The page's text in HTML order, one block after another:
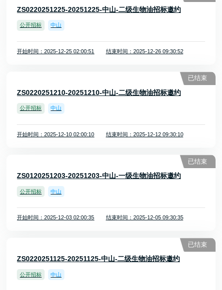
ZS0220251225-20251225-中山-二级生物油招标邀约
公开招标 中山
开始时间：2025-12-25 02:00:51 结束时间：2025-12-26 09:30:52
ZS0220251210-20251210-中山-二级生物油招标邀约
公开招标 中山
开始时间：2025-12-10 02:00:10 结束时间：2025-12-12 09:30:10
已结束
ZS0120251203-20251203-中山-一级生物油招标邀约
公开招标 中山
开始时间：2025-12-03 02:00:35 结束时间：2025-12-05 09:30:35
已结束
ZS0220251125-20251125-中山-二级生物油招标邀约
公开招标 中山
已结束